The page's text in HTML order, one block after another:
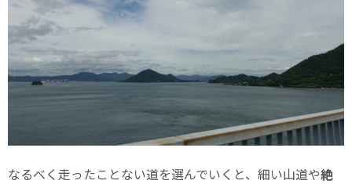
なるべく走ったことない道を選んでいくと、細い山道や絶